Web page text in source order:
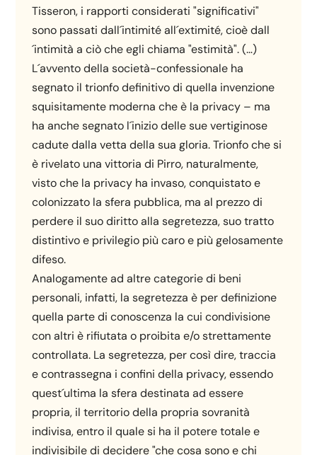
Tisseron, i rapporti considerati "significativi"
sono passati dall´intimité all´extimité, cioè dall
´intimità a ciò che egli chiama "estimità". (…)
L´avvento della società-confessionale ha
segnato il trionfo definitivo di quella invenzione
squisitamente moderna che è la privacy – ma
ha anche segnato l´inizio delle sue vertiginose
cadute dalla vetta della sua gloria. Trionfo che si
è rivelato una vittoria di Pirro, naturalmente,
visto che la privacy ha invaso, conquistato e
colonizzato la sfera pubblica, ma al prezzo di
perdere il suo diritto alla segretezza, suo tratto
distintivo e privilegio più caro e più gelosamente
difeso.
Analogamente ad altre categorie di beni
personali, infatti, la segretezza è per definizione
quella parte di conoscenza la cui condivisione
con altri è rifiutata o proibita e/o strettamente
controllata. La segretezza, per così dire, traccia
e contrassegna i confini della privacy, essendo
quest´ultima la sfera destinata ad essere
propria, il territorio della propria sovranità
indivisa, entro il quale si ha il potere totale e
indivisibile di decidere "che cosa sono e chi